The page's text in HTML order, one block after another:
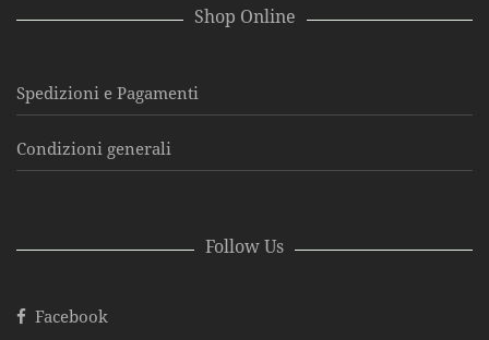
Shop Online
Spedizioni e Pagamenti
Condizioni generali
Follow Us
Facebook